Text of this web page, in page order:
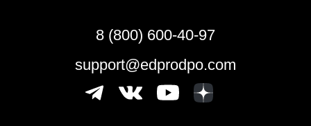
8 (800) 600-40-97
support@edprodpo.com